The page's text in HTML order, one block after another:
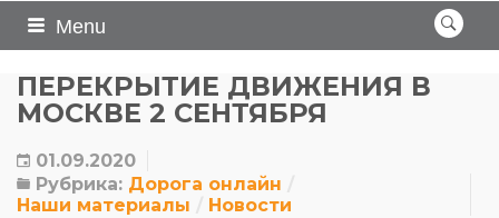
Menu
ПЕРЕКРЫТИЕ ДВИЖЕНИЯ В
МОСКВЕ 2 СЕНТЯБРЯ
01.09.2020
Рубрика: Дорога онлайн
Наши материалы
Новости